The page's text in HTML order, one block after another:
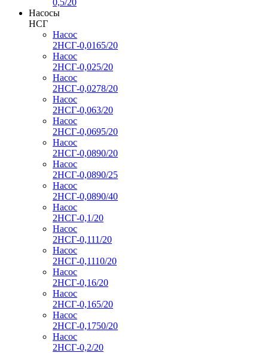
0,5/20
Насосы
НСГ
Насос
2НСГ-0,0165/20
Насос
2НСГ-0,025/20
Насос
2НСГ-0,0278/20
Насос
2НСГ-0,063/20
Насос
2НСГ-0,0695/20
Насос
2НСГ-0,0890/20
Насос
2НСГ-0,0890/25
Насос
2НСГ-0,0890/40
Насос
2НСГ-0,1/20
Насос
2НСГ-0,111/20
Насос
2НСГ-0,1110/20
Насос
2НСГ-0,16/20
Насос
2НСГ-0,165/20
Насос
2НСГ-0,1750/20
Насос
2НСГ-0,2/20